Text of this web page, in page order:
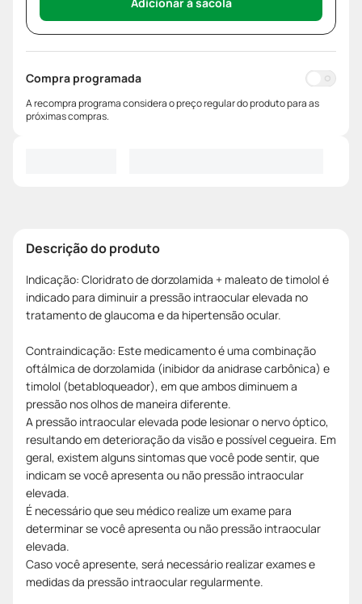
Compra programada
A recompra programa considera o preço regular do produto para as
próximas compras.
Descrição do produto
Indicação: Cloridrato de dorzolamida + maleato de timolol é
indicado para diminuir a pressão intraocular elevada no
tratamento de glaucoma e da hipertensão ocular.
Contraindicação: Este medicamento é uma combinação
oftálmica de dorzolamida (inibidor da anidrase carbônica) e
timolol (betabloqueador), em que ambos diminuem a
pressão nos olhos de maneira diferente.
A pressão intraocular elevada pode lesionar o nervo óptico,
resultando em deterioração da visão e possível cegueira. Em
geral, existem alguns sintomas que você pode sentir, que
indicam se você apresenta ou não pressão intraocular
elevada.
É necessário que seu médico realize um exame para
determinar se você apresenta ou não pressão intraocular
elevada.
Caso você apresente, será necessário realizar exames e
medidas da pressão intraocular regularmente.